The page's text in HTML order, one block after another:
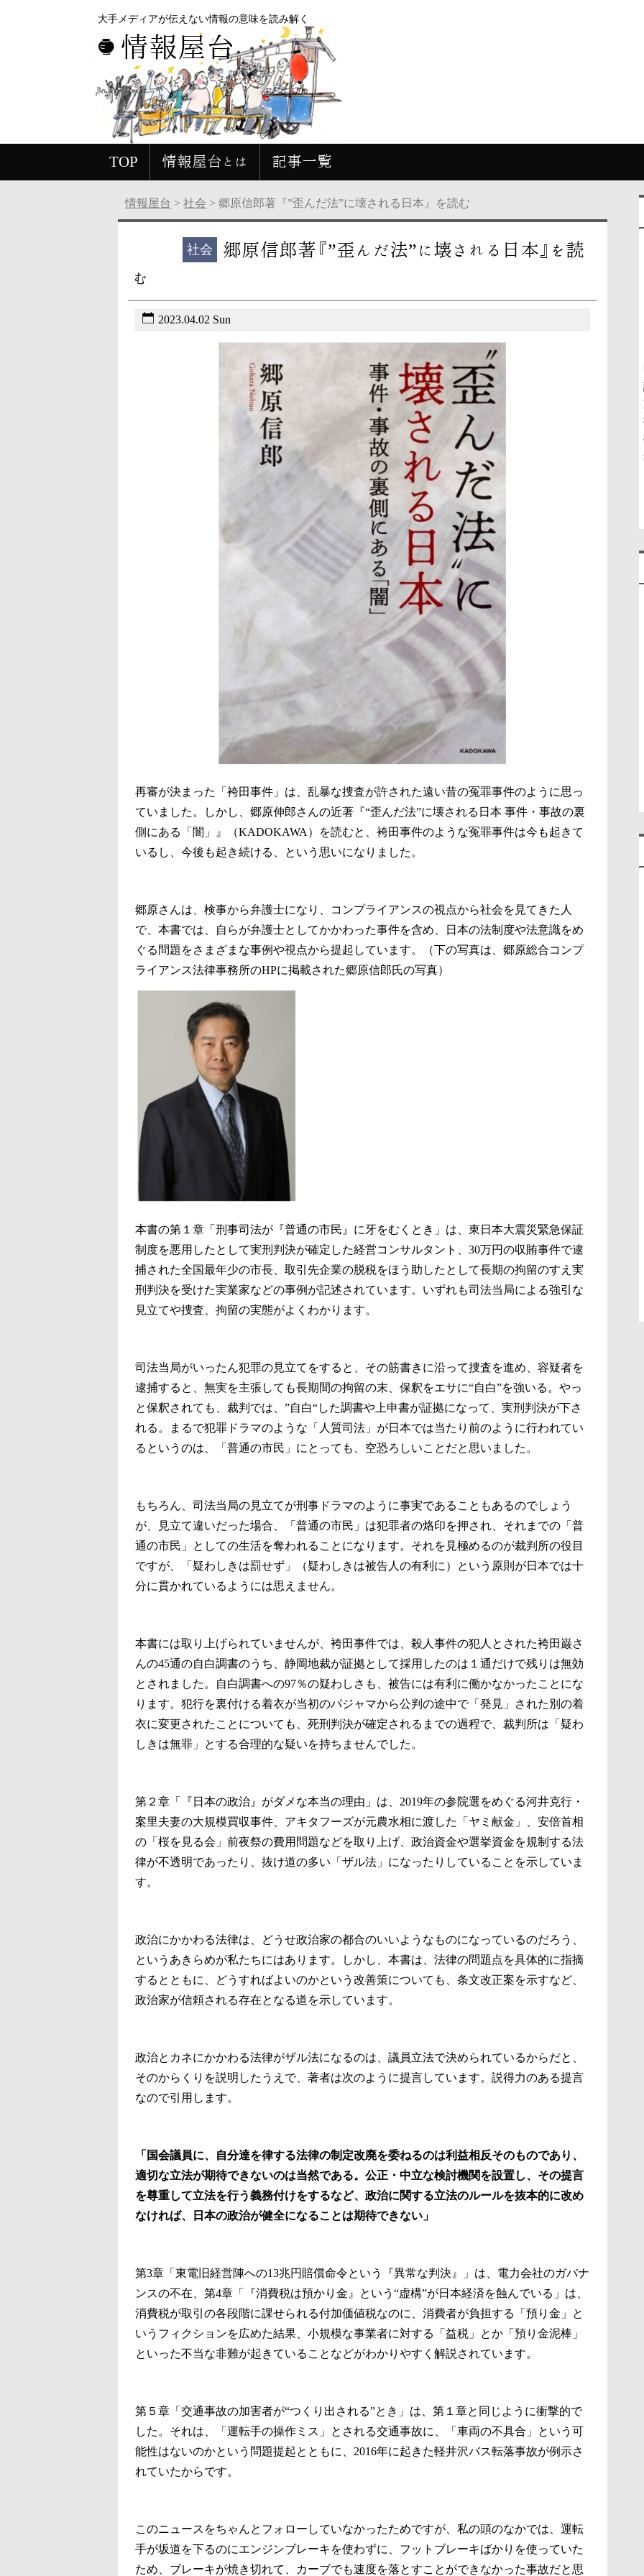
大手メディアが伝えない情報の意味を読み解く
情報屋台
TOP 情報屋台とは 記事一覧
情報屋台 >社会 >郷原信郎著『”歪んだ法”に壊される日本』を読む
社会
郷原信郎著『”歪んだ法”に壊される日本』を読
む
2023.04.02 Sun
再審が決まった「袴田事件」は、乱暴な捜査が許された遠い昔の冤罪事件のように思っ
ていました。しかし、郷原伸郎さんの近著『“歪んだ法”に壊される日本 事件・事故の裏
側にある「闇」』（KADOKAWA）を読むと、袴田事件のような冤罪事件は今も起きて
いるし、今後も起き続ける、という思いになりました。
郷原さんは、検事から弁護士になり、コンプライアンスの視点から社会を見てきた人
で、本書では、自らが弁護士としてかかわった事件を含め、日本の法制度や法意識をめ
ぐる問題をさまざまな事例や視点から提起しています。（下の写真は、郷原総合コンプ
ライアンス法律事務所のHPに掲載された郷原信郎氏の写真）
本書の第１章「刑事司法が『普通の市民』に牙をむくとき」は、東日本大震災緊急保証
制度を悪用したとして実刑判決が確定した経営コンサルタント、30万円の収賄事件で逮
捕された全国最年少の市長、取引先企業の脱税をほう助したとして長期の拘留のすえ実
刑判決を受けた実業家などの事例が記述されています。いずれも司法当局による強引な
見立てや捜査、拘留の実態がよくわかります。
司法当局がいったん犯罪の見立てをすると、その筋書きに沿って捜査を進め、容疑者を
逮捕すると、無実を主張しても長期間の拘留の末、保釈をエサに“自白”を強いる。やっ
と保釈されても、裁判では、”自白“した調書や上申書が証拠になって、実刑判決が下さ
れる。まるで犯罪ドラマのような「人質司法」が日本では当たり前のように行われてい
るというのは、「普通の市民」にとっても、空恐ろしいことだと思いました。
もちろん、司法当局の見立てが刑事ドラマのように事実であることもあるのでしょう
が、見立て違いだった場合、「普通の市民」は犯罪者の烙印を押され、それまでの「普
通の市民」としての生活を奪われることになります。それを見極めるのが裁判所の役目
ですが、「疑わしきは罰せず」（疑わしきは被告人の有利に）という原則が日本では十
分に貫かれているようには思えません。
本書には取り上げられていませんが、袴田事件では、殺人事件の犯人とされた袴田巌さ
んの45通の自白調書のうち、静岡地裁が証拠として採用したのは１通だけで残りは無効
とされました。自白調書への97％の疑わしさも、被告には有利に働かなかったことにな
ります。犯行を裏付ける着衣が当初のパジャマから公判の途中で「発見」された別の着
衣に変更されたことについても、死刑判決が確定されるまでの過程で、裁判所は「疑わ
しきは無罪」とする合理的な疑いを持ちませんでした。
第２章「『日本の政治』がダメな本当の理由」は、2019年の参院選をめぐる河井克行・
案里夫妻の大規模買収事件、アキタフーズが元農水相に渡した「ヤミ献金」、安倍首相
の「桜を見る会」前夜祭の費用問題などを取り上げ、政治資金や選挙資金を規制する法
律が不透明であったり、抜け道の多い「ザル法」になったりしていることを示していま
す。
政治にかかわる法律は、どうせ政治家の都合のいいようなものになっているのだろう、
というあきらめが私たちにはあります。しかし、本書は、法律の問題点を具体的に指摘
するとともに、どうすればよいのかという改善策についても、条文改正案を示すなど、
政治家が信頼される存在となる道を示しています。
政治とカネにかかわる法律がザル法になるのは、議員立法で決められているからだと、
そのからくりを説明したうえで、著者は次のように提言しています。説得力のある提言
なので引用します。
「国会議員に、自分達を律する法律の制定改廃を委ねるのは利益相反そのものであり、
適切な立法が期待できないのは当然である。公正・中立な検討機関を設置し、その提言
を尊重して立法を行う義務付けをするなど、政治に関する立法のルールを抜本的に改め
なければ、日本の政治が健全になることは期待できない」
第3章「東電旧経営陣への13兆円賠償命令という『異常な判決』」は、電力会社のガバナ
ンスの不在、第4章「『消費税は預かり金』という“虚構”が日本経済を蝕んでいる」は、
消費税が取引の各段階に課せられる付加価値税なのに、消費者が負担する「預り金」と
いうフィクションを広めた結果、小規模な事業者に対する「益税」とか「預り金泥棒」
といった不当な非難が起きていることなどがわかりやすく解説されています。
第５章「交通事故の加害者が“つくり出される”とき」は、第１章と同じように衝撃的で
した。それは、「運転手の操作ミス」とされる交通事故に、「車両の不具合」という可
能性はないのかという問題提起とともに、2016年に起きた軽井沢バス転落事故が例示さ
れていたからです。
このニュースをちゃんとフォローしていなかったためですが、私の頭のなかでは、運転
手が坂道を下るのにエンジンブレーキを使わずに、フットブレーキばかりを使っていた
ため、ブレーキが焼き切れて、カーブでも速度を落とすことができなかった事故だと思